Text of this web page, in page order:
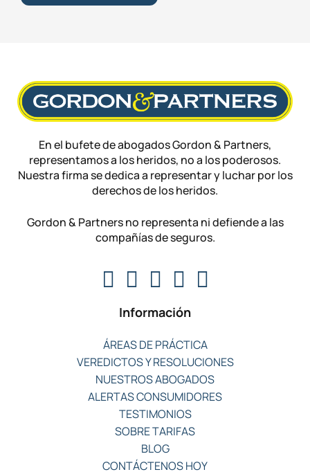
En el bufete de abogados Gordon & Partners,
representamos a los heridos, no a los poderosos.
Nuestra firma se dedica a representar y luchar por los
derechos de los heridos.
Gordon & Partners no representa ni defiende a las
compañías de seguros.
Información
ÁREAS DE PRÁCTICA
VEREDICTOS Y RESOLUCIONES
NUESTROS ABOGADOS
ALERTAS CONSUMIDORES
TESTIMONIOS
SOBRE TARIFAS
BLOG
CONTÁCTENOS HOY